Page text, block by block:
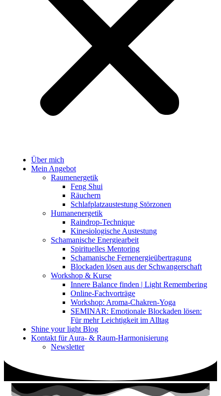
Über mich
Mein Angebot
Raumenergetik
Feng Shui
Räuchern
Schlafplatzaustestung Störzonen
Humanenergetik
Raindrop-Technique
Kinesiologische Austestung
Schamanische Energiearbeit
Spirituelles Mentoring
Schamanische Fernenergieübertragung
Blockaden lösen aus der Schwangerschaft
Workshop & Kurse
Innere Balance finden | Light Remembering
Online-Fachvorträge
Workshop: Aroma-Chakren-Yoga
SEMINAR: Emotionale Blockaden lösen:
Für mehr Leichtigkeit im Alltag
Shine your light Blog
Kontakt für Aura- & Raum-Harmonisierung
Newsletter